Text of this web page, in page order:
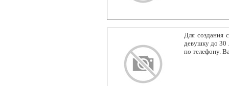
Для создания
девушку до 30
по телефону.